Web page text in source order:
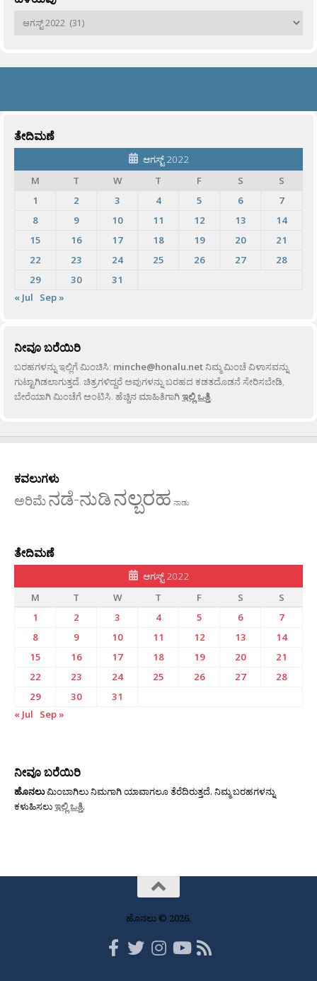
ಹಳೆಯವು
ತೇದಿಮಣೆ
ಆಗಸ್ಟ್ 2022
M
T W T F S
S
1
2 3 4 5 6
7
8
9 10 11 12 13
14
15
16 17 18 19 20
21
22
23 24 25 26 27
28
29
30
31
« Jul
Sep »
ನೀವೂ ಬರೆಯಿರಿ
ಬರಹಗಳನ್ನು ಇಲ್ಲಿಗೆ ಮಿಂಚಿಸಿ: minche@honalu.netನಿಮ್ಮ ಮಿಂಚೆ ವಿಳಾಸವನ್ನು
ಗುಟ್ಟಾಗಿಡಲಾಗುತ್ತದೆ. ಚಿತ್ರಗಳಿದ್ದರೆ ಅವುಗಳನ್ನು ಬರಹದ ಕಡತದೊಡನೆ ಸೇರಿಸಬೇಡಿ,
ಬೇರೆಯಾಗಿ ಮಿಂಚೆಗೆ ಅಂಟಿಸಿ. ಹೆಚ್ಚಿನ ಮಾಹಿತಿಗಾಗಿಇಲ್ಲಿ ಒತ್ತಿ.
ಕವಲುಗಳು
ಅರಿಮೆನಡೆ-ನುಡಿನಲ್ಬರಹ ನಾಡು
ತೇದಿಮಣೆ
ಆಗಸ್ಟ್ 2022
M
T W T F S
S
1
2 3 4 5 6
7
8
9 10 11 12 13
14
15
16 17 18 19 20
21
22
23 24 25 26 27
28
29
30
31
« Jul
Sep »
ನೀವೂ ಬರೆಯಿರಿ
ಹೊನಲುಮಿಂಬಾಗಿಲು ನಿಮಗಾಗಿ ಯಾವಾಗಲೂ ತೆರೆದಿರುತ್ತದೆ. ನಿಮ್ಮ ಬರಹಗಳನ್ನು
ಕಳುಹಿಸಲುಇಲ್ಲಿ ಒತ್ತಿ.
ಹೊನಲು © 2026.